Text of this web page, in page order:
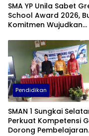
SMA YP Unila Sabet
School Award 2026,
Komitmen Wujudkan
Pendidikan
SMAN 1 Sungkai
Perkuat Kompetensi
Dorong Pembelajaran